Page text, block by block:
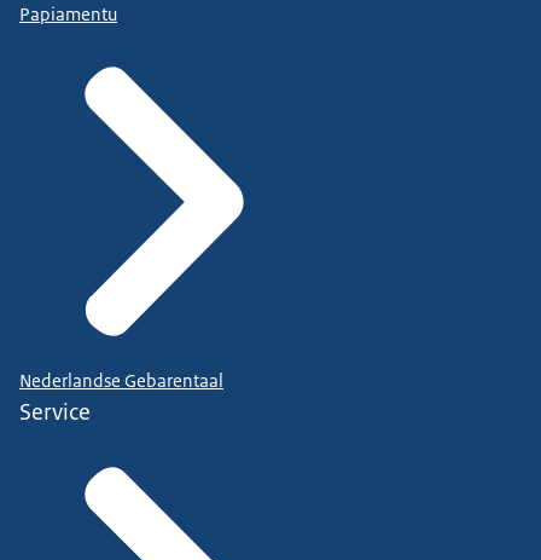
Papiamentu
Nederlandse Gebarentaal
Service